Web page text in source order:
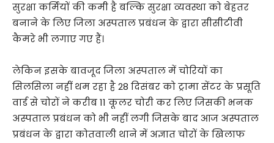
सुरक्षा कर्मियों की कमी है बल्कि सुरक्षा व्यवस्था को बेहतर
बनाने के लिए जिला अस्पताल प्रबंधन के द्वारा सीसीटीवी
कैमरे भी लगाए गए हैं।
लेकिन इसके बावजूद जिला अस्पताल में चोरियों का
सिलसिला नहीं थम रहा है 28 दिसंबर को ट्रामा सेंटर के प्रसूति
वार्ड से चोरों ने करीब 11 कूलर चोरी कर लिए जिसकी भनक
अस्पताल प्रबंधन को भी नहीं लगी जिसके बाद आज अस्पताल
प्रबंधन के द्वारा कोतवाली थाने में अज्ञात चोरों के खिलाफ